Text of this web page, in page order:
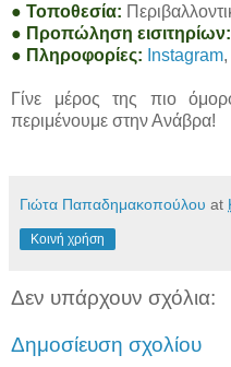
● Τοποθεσία:
● Προπώληση εισιτηρίων:
● Πληροφορίες: Instagram,
Γίνε μέρος της πιο
περιμένουμε στην Ανάβρα!
Γιώτα Παπαδημακοπούλου at
Κοινή χρήση
Δεν υπάρχουν σχόλια:
Δημοσίευση σχολίου